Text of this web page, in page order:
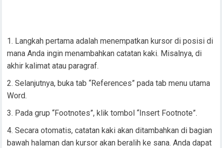
Langkah pertama adalah menempatkan kursor di posisi di
mana Anda ingin menambahkan catatan kaki. Misalnya, di
akhir kalimat atau paragraf.
Selanjutnya, buka tab “References” pada tab menu utama
Word.
Pada grup “Footnotes”, klik tombol “Insert Footnote”.
Secara otomatis, catatan kaki akan ditambahkan di bagian
bawah halaman dan kursor akan beralih ke sana. Anda dapat